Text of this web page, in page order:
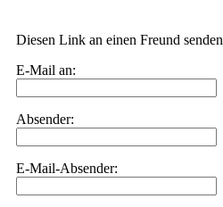
Diesen Link an einen Freund senden
E-Mail an:
Absender:
E-Mail-Absender: